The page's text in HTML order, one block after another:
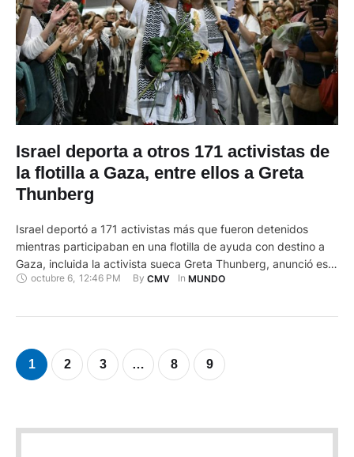
Israel deporta a otros 171 activistas de
la flotilla a Gaza, entre ellos a Greta
Thunberg
Israel deportó a 171 activistas más que fueron detenidos
mientras participaban en una flotilla de ayuda con destino a
Gaza, incluida la activista sueca Greta Thunberg, anunció este
lunes 6 dce octubre de 2025 el ministerio de Relaciones
dijo que otros "171 provocadores de …
octubre 6, 12:46 PM By CMV In MUNDO
1 2 3 … 8 9